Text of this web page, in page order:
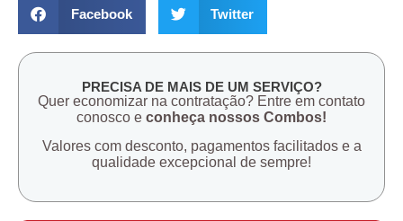
Facebook Twitter
PRECISA DE MAIS DE UM SERVIÇO?
Quer economizar na contratação? Entre em contato
conosco e conheça nossos Combos!
Valores com desconto, pagamentos facilitados e a
qualidade excepcional de sempre!